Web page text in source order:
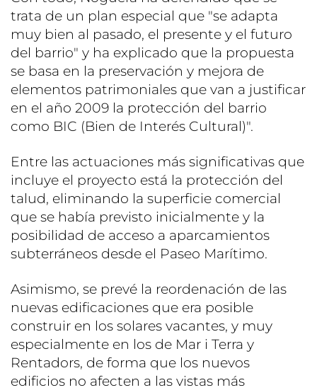
trata de un plan especial que "se adapta
muy bien al pasado, el presente y el futuro
del barrio" y ha explicado que la propuesta
se basa en la preservación y mejora de
elementos patrimoniales que van a justificar
en el año 2009 la protección del barrio
como BIC (Bien de Interés Cultural)".
Entre las actuaciones más significativas que
incluye el proyecto está la protección del
talud, eliminando la superficie comercial
que se había previsto inicialmente y la
posibilidad de acceso a aparcamientos
subterráneos desde el Paseo Marítimo.
Asimismo, se prevé la reordenación de las
nuevas edificaciones que era posible
construir en los solares vacantes, y muy
especialmente en los de Mar i Terra y
Rentadors, de forma que los nuevos
edificios no afecten a las vistas más